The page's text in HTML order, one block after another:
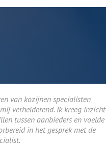
van kozijnen specialisten
verhelderend. Ik kreeg inzicht
tussen aanbieders en voelde
in het gesprek met de